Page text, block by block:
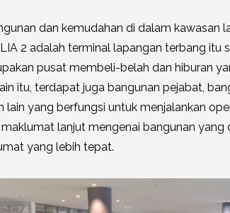
dan kemudahan di dalam kawasan
2 adalah terminal lapangan terbang itu
pusat membeli-belah dan hiburan
itu, terdapat juga bangunan pejabat,
yang berfungsi untuk menjalankan
lanjut mengenai bangunan yang
yang lebih tepat.